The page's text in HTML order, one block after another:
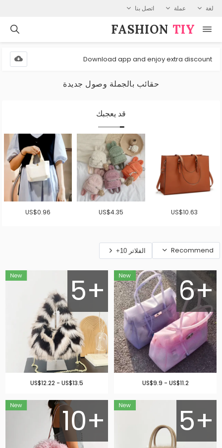
لغة عملة اتصل بنا
FASHION⁠ TIY
Download app and enjoy extra discount
حقائب بالجملة وصول جديدة
قد يعجبك
US$10.63
US$4.35
US$0.96
Recommend الفلاتر 10+
6+
US$9.9 - US$11.2
5+
US$12.22 - US$13.5
5+
10+